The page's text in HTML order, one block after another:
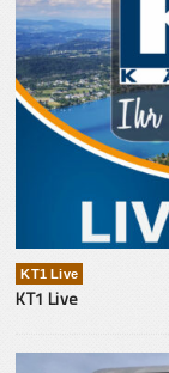
KT1 Live
KT1 Live